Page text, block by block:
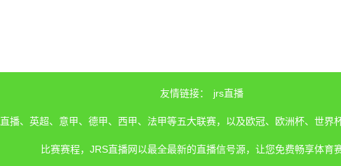
友情链接： jrs直播
播、英超、意甲、德甲、西甲、法甲等五大联赛，以及欧冠、欧洲杯、世
比赛赛程，JRS直播网以最全最新的直播信号源，让您免费畅享体育赛